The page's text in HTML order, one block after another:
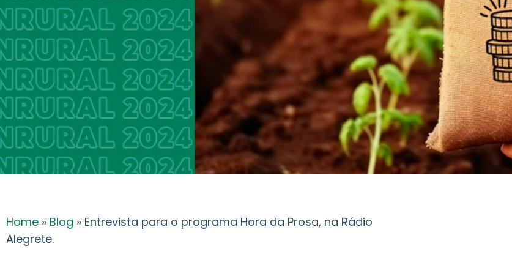
Home » Blog » Entrevista para o programa Hora da Prosa, na Rádio
Alegrete.